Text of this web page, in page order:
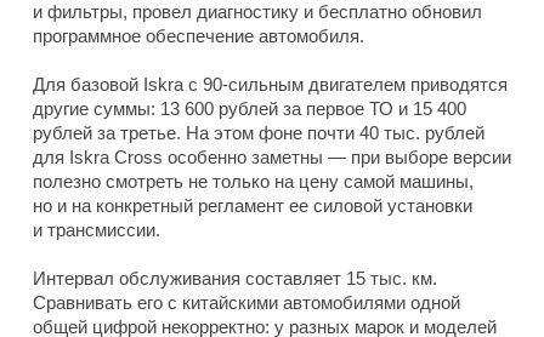
и фильтры, провел диагностику и бесплатно обновил
программное обеспечение автомобиля.
Для базовой Iskra с 90-сильным двигателем приводятся
другие суммы: 13 600 рублей за первое ТО и 15 400
рублей за третье. На этом фоне почти 40 тыс. рублей
для Iskra Cross особенно заметны — при выборе версии
полезно смотреть не только на цену самой машины,
но и на конкретный регламент ее силовой установки
и трансмиссии.
Интервал обслуживания составляет 15 тыс. км.
Сравнивать его с китайскими автомобилями одной
общей цифрой некорректно: у разных марок и моделей